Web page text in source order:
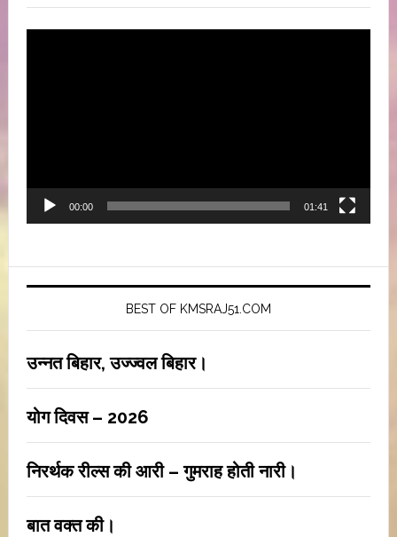
00:00 01:41
BEST OF KMSRAJ51.COM
उन्नत बिहार, उज्ज्वल बिहार।
योग दिवस – 2026
निरर्थक रील्स की आरी – गुमराह होती नारी।
बात वक्त की।